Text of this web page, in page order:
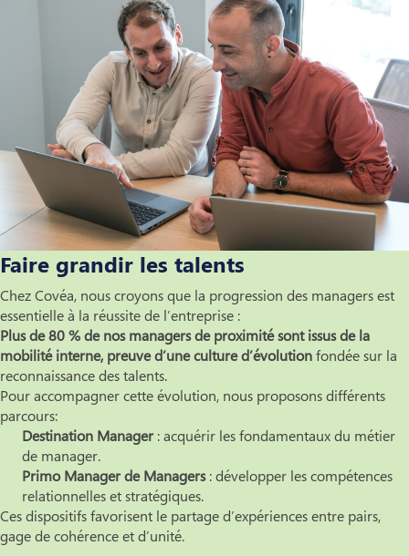
Faire grandir les talents
Chez Covéa, nous croyons que la progression des managers est
essentielle à la réussite de l’entreprise :
Plus de 80 % de nos managers de proximité sont issus de la
mobilité interne, preuve d’une culture d’évolutionfondée sur la
reconnaissance des talents.
Pour accompagner cette évolution, nous proposons différents
parcours:
Destination Manager : acquérir les fondamentaux du métier
de manager.
Primo Manager de Managers: développer les compétences
relationnelles et stratégiques.
Ces dispositifs favorisent le partage d’expériences entre pairs,
gage de cohérence et d’unité.